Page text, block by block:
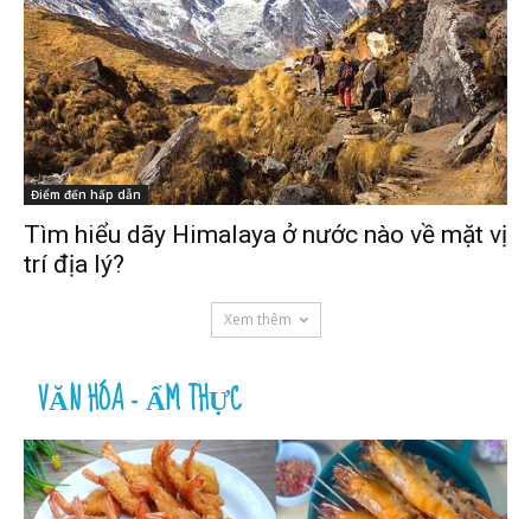
Điểm đến hấp dẫn
Tìm hiểu dãy Himalaya ở nước nào về mặt vị
trí địa lý?
Xem thêm
VĂN HÓA - ẨM THỰC